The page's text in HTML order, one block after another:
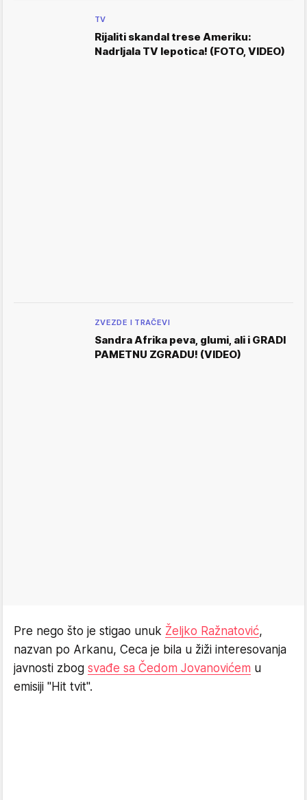
TV
Rijaliti skandal trese Ameriku:
Nadrljala TV lepotica! (FOTO, VIDEO)
ZVEZDE I TRAČEVI
Sandra Afrika peva, glumi, ali i GRADI
PAMETNU ZGRADU! (VIDEO)
Pre nego što je stigao unuk Željko Ražnatović,
nazvan po Arkanu, Ceca je bila u žiži interesovanja
javnosti zbog svađe sa Čedom Jovanovićem u
emisiji "Hit tvit".